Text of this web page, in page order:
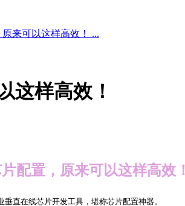
来可以这样高效！ ...
这样高效！
配置，原来可以这样高效！
直在线芯片开发工具，堪称芯片配置神器。